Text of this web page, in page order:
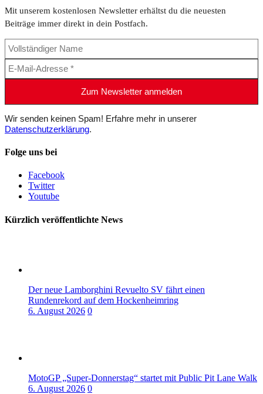
Mit unserem kostenlosen Newsletter erhältst du die neuesten
Beiträge immer direkt in dein Postfach.
Wir senden keinen Spam! Erfahre mehr in unserer
Datenschutzerklärung.
Folge uns bei
Facebook
Twitter
Youtube
Kürzlich veröffentlichte News
Der neue Lamborghini Revuelto SV fährt einen
Rundenrekord auf dem Hockenheimring
6. August 2026 0
MotoGP „Super-Donnerstag“ startet mit Public Pit Lane Walk
6. August 2026 0